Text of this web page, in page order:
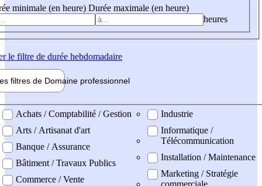
minimale (en heure) Durée maximale (en heure)
heures
le filtre de durée hebdomadaire
filtres de Domaine professionnel
professionel
Achats / Comptabilité / Gestion
Arts / Artisanat d'art
Banque / Assurance
Bâtiment / Travaux Publics
Commerce / Vente
Industrie
Informatique /
Télécommunication
Installation / Maintenance
Marketing / Stratégie
commerciale